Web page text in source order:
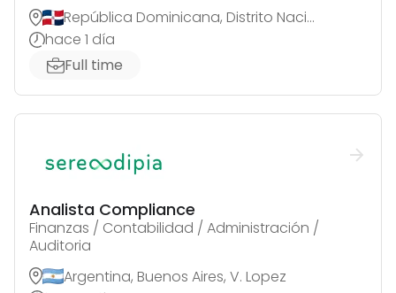
República Dominicana, Distrito Nacional
hace 1 día
Full time
Analista Compliance
Finanzas / Contabilidad / Administración /
Auditoria
Argentina, Buenos Aires, V. Lopez